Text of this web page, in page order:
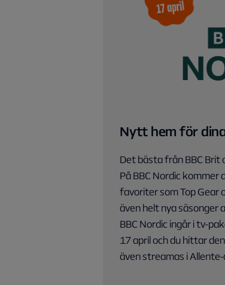
Nytt hem för
Det bästa från BBC Brit
På BBC Nordic kommer
favoriter som Top Gear
även helt nya säsonger
BBC Nordic ingår i tv-
17 april och du hittar
även streamas i